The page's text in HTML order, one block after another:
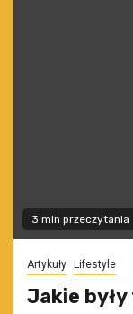
3 min przeczytania
Artykuły Lifestyle
Jakie